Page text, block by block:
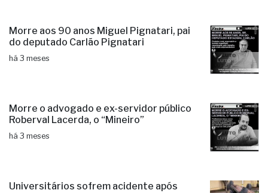
Morre aos 90 anos Miguel Pignatari, pai
do deputado Carlão Pignatari
há 3 meses
Morre o advogado e ex-servidor público
Roberval Lacerda, o “Mineiro”
há 3 meses
Universitários sofrem acidente após